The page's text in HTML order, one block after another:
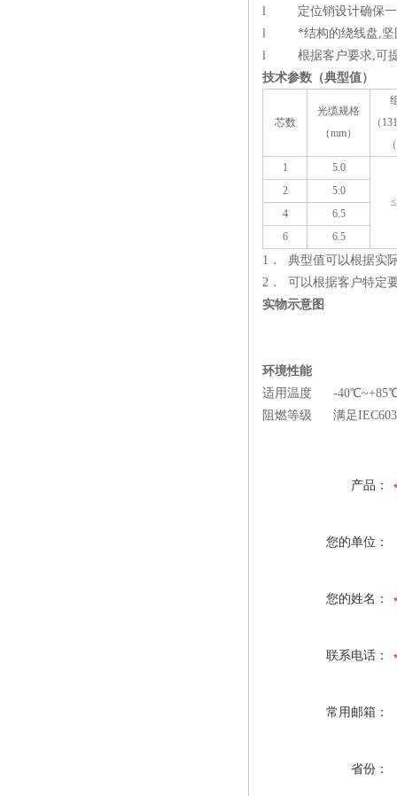
l 定位销设计确保一次
l *结构的绕线盘,坚固
l 根据客户要求,可提
技术参数（典型值）
芯数
光缆规格
（mm）
（
1
5.0
2
5.0
4
6.5
6
6.5
1． 典型值可以根据实
2． 可以根据客户特定
实物示意图
环境性能
适用温度 -
阻燃等级 满足
产品：
您的单位：
您的姓名：
联系电话：
常用邮箱：
省份：